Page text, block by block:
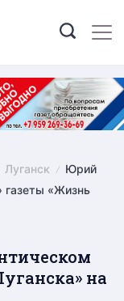
Луганск
Юрий
газеты «Жизнь
на